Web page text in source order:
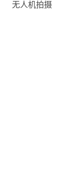
无人机拍摄